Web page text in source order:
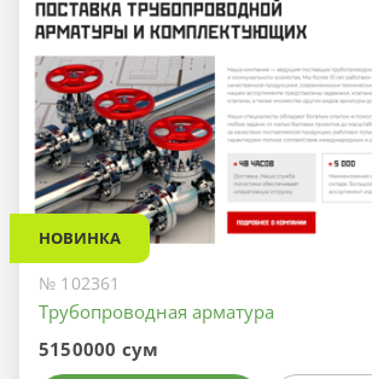
НОВИНКА
№ 102361
Трубопроводная арматура
5150000 сум